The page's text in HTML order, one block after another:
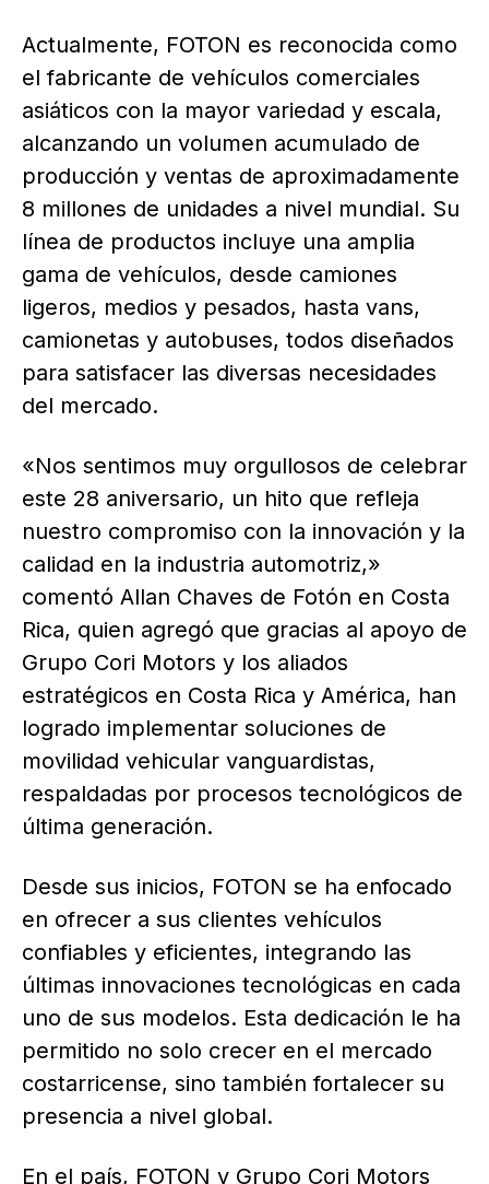
Actualmente, FOTON es reconocida como
el fabricante de vehículos comerciales
asiáticos con la mayor variedad y escala,
alcanzando un volumen acumulado de
producción y ventas de aproximadamente
8 millones de unidades a nivel mundial. Su
línea de productos incluye una amplia
gama de vehículos, desde camiones
ligeros, medios y pesados, hasta vans,
camionetas y autobuses, todos diseñados
para satisfacer las diversas necesidades
del mercado.
«Nos sentimos muy orgullosos de celebrar
este 28 aniversario, un hito que refleja
nuestro compromiso con la innovación y la
calidad en la industria automotriz,»
comentó Allan Chaves de Fotón en Costa
Rica, quien agregó que gracias al apoyo de
Grupo Cori Motors y los aliados
estratégicos en Costa Rica y América, han
logrado implementar soluciones de
movilidad vehicular vanguardistas,
respaldadas por procesos tecnológicos de
última generación.
Desde sus inicios, FOTON se ha enfocado
en ofrecer a sus clientes vehículos
confiables y eficientes, integrando las
últimas innovaciones tecnológicas en cada
uno de sus modelos. Esta dedicación le ha
permitido no solo crecer en el mercado
costarricense, sino también fortalecer su
presencia a nivel global.
En el país, FOTON y Grupo Cori Motors